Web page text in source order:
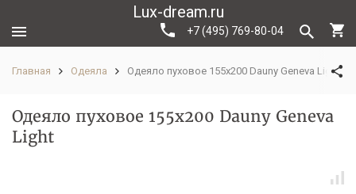
Lux-dream.ru
+7 (495) 769-80-04
Главная Одеяла Одеяло пуховое 155х200 Dauny Geneva Light
Одеяло пуховое 155х200 Dauny Geneva
Light